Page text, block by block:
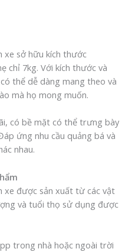
xe sở hữu kích thước
chỉ 7kg. Với kích thước và
thể dễ dàng mang theo và
mà họ mong muốn.
có bề mặt có thể trưng bày
ứng nhu cầu quảng bá và
nhau.
xe được sản xuất từ các vật
và tuổi thọ sử dụng được
trong nhà hoặc ngoài trời